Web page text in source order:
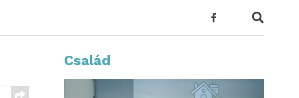
Család